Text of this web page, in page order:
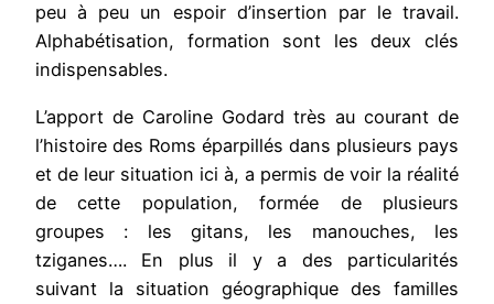
peu à peu un espoir d’insertion par le travail.
Alphabétisation, formation sont les deux clés
indispensables.
L’apport de Caroline Godard très au courant de
l’histoire des Roms éparpillés dans plusieurs pays
et de leur situation ici à, a permis de voir la réalité
de cette population, formée de plusieurs
groupes : les gitans, les manouches, les
tziganes…. En plus il y a des particularités
suivant la situation géographique des familles